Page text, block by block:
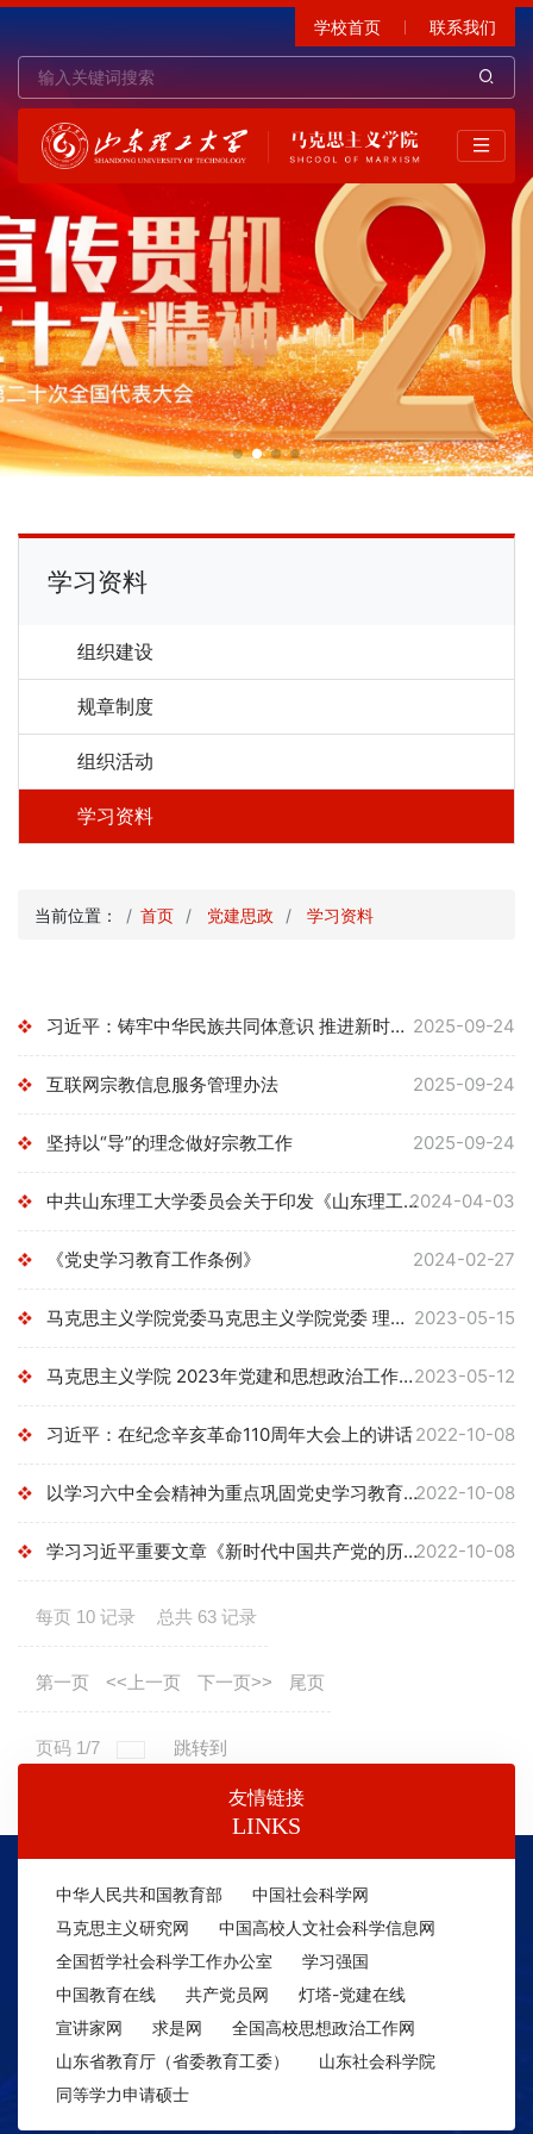
学校首页 联系我们
学习资料
组织建设
规章制度
组织活动
学习资料
当前位置： 首页 党建思政 学习资料
习近平：铸牢中华民族共同体意识 推进新时代党的民族工作高质量... 2025-09-24
互联网宗教信息服务管理办法 2025-09-24
坚持以“导”的理念做好宗教工作 2025-09-24
中共山东理工大学委员会关于印发《山东理工大学2024年全面从严治...2024-04-03
《党史学习教育工作条例》 2024-02-27
马克思主义学院党委马克思主义学院党委 理论学习中心组2023年学... 2023-05-15
马克思主义学院 2023年党建和思想政治工作计划2023-05-12
习近平：在纪念辛亥革命110周年大会上的讲话2022-10-08
以学习六中全会精神为重点巩固党史学习教育成果，习近平总书记提...2022-10-08
学习习近平重要文章《新时代中国共产党的历史使命》2022-10-08
每页 10 记录 总共 63 记录
第一页 <<上一页 下一页>> 尾页
页码 1/7 跳转到
友情链接
LINKS
中华人民共和国教育部
中国社会科学网
马克思主义研究网
中国高校人文社会科学信息网
全国哲学社会科学工作办公室
学习强国
中国教育在线
共产党员网
灯塔-党建在线
宣讲家网
求是网
全国高校思想政治工作网
山东省教育厅（省委教育工委）
山东社会科学院
同等学力申请硕士